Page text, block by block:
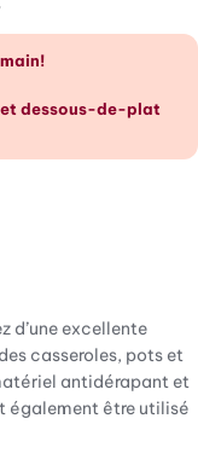
d’œil
dessous-de-plat
d’une excellente
casseroles, pots et
antidérapant et
également être utilisé